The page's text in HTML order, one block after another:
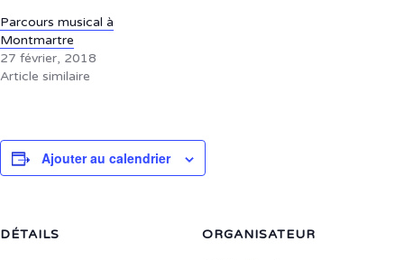
Parcours musical à
Montmartre
27 février, 2018
Article similaire
Ajouter au calendrier
DÉTAILS ORGANISATEUR